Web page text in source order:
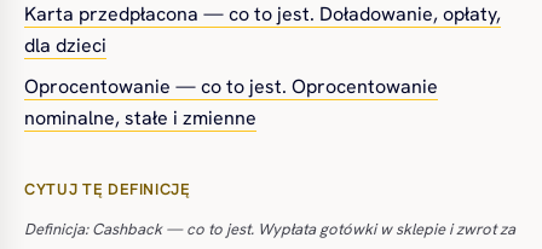
Karta przedpłacona — co to jest. Doładowanie, opłaty,
dla dzieci
Oprocentowanie — co to jest. Oprocentowanie
nominalne, stałe i zmienne
CYTUJ TĘ DEFINICJĘ
Definicja: Cashback — co to jest. Wypłata gotówki w sklepie i zwrot za